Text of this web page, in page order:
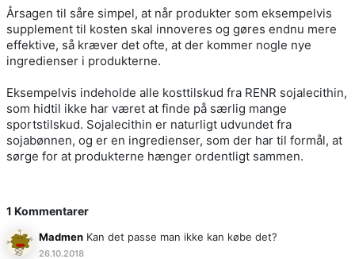
Årsagen til såre simpel, at når produkter som eksempelvis
supplement til kosten skal innoveres og gøres endnu mere
effektive, så kræver det ofte, at der kommer nogle nye
ingredienser i produkterne.
Eksempelvis indeholde alle kosttilskud fra RENR sojalecithin,
som hidtil ikke har været at finde på særlig mange
sportstilskud. Sojalecithin er naturligt udvundet fra
sojabønnen, og er en ingredienser, som der har til formål, at
sørge for at produkterne hænger ordentligt sammen.
1 Kommentarer
Madmen Kan det passe man ikke kan købe det?
26.10.2018